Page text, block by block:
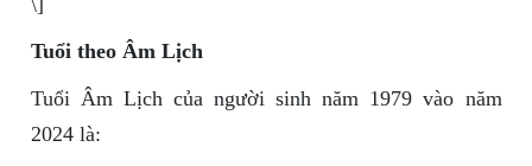
\]
Tuổi theo Âm Lịch
Tuổi Âm Lịch của người sinh năm 1979 vào năm
2024 là: